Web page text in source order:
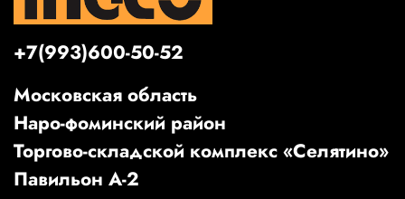
+7(993)600-50-52
Московская область
Наро-фоминский район
Торгово-складской комплекс «Селятино»
Павильон А-2